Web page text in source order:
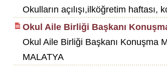
Okulların açılışı,ilköğretim
Okul Aile Birliği Başkanı
Okul Aile Birliği Başkanı Konuşma
MALATYA